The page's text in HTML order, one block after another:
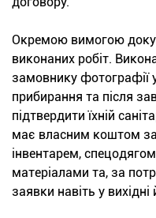
Окремою вимогою
виконаних робіт.
замовнику фотографії
прибирання та після
підтвердити їхній
має власним коштом
інвентарем,
матеріалами та, за
заявки навіть у вихідні